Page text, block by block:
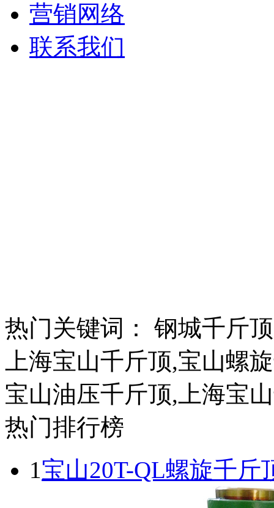
营销网络
联系我们
热门关键词：
钢城千斤
上海宝山千斤顶,宝山螺
宝山油压千斤顶,上海宝
热门排行榜
1宝山20T-QL螺旋千斤